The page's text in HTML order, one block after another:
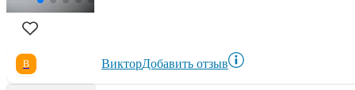
В ВикторДобавить отзыв